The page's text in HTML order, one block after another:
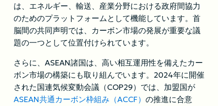
は、エネルギー、輸送、産業分野における政府間協力
のためのプラットフォームとして機能しています。首
脳間の共同声明では、カーボン市場の発展が重要な議
題の一つとして位置付けられています。
さらに、ASEAN諸国は、高い相互運用性を備えたカー
ボン市場の構築にも取り組んでいます。2024年に開催
された国連気候変動会議（COP29）では、加盟国が
ASEAN共通カーボン枠組み（ACCF） の推進に合意